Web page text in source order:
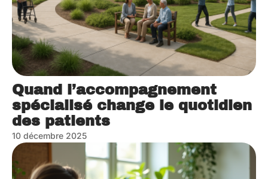
Quand l’accompagnement
spécialisé change le quotidien
des patients
10 décembre 2025